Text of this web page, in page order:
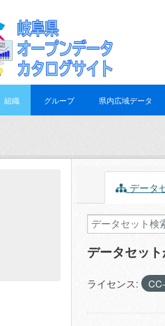
組織 グループ 県内広域データ
データ
データセッ
ライセンス: